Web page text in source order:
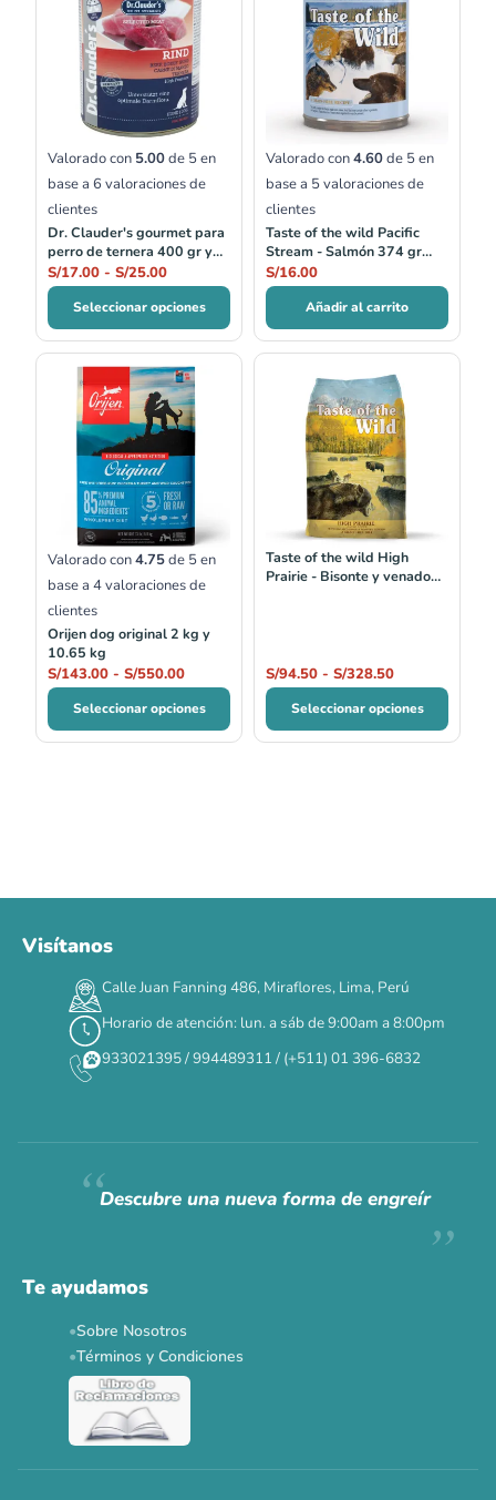
Valorado con 5.00de 5 en
base a 6 valoraciones de
clientes
Dr. Clauder's gourmet para
perro de ternera 400 gr y
800 gr
S/17.00 - S/25.00
precios:
desde
S/17.00
hasta
S/25.00
Seleccionar opciones
Valorado con4.60de 5 en
base a 5valoraciones de
clientes
Taste of the wild Pacific
Stream - Salmón 374 gr
Lata
S/16.00
Añadir al carrito
Valorado con4.75de 5 en
base a 4valoraciones de
clientes
Orijen dog original 2 kg y
10.65 kg
S/143.00 - S/550.00
Rango
de
precios:
S/550.00
Seleccionar opciones
Taste of the wild High
Prairie - Bisonte y venado
S/94.50 - S/328.50
de
precios:
desde
S/94.50
hasta
S/328.50
Seleccionar opciones
DÍAS HORAS MIN SEG
✕
Siempre fuimosraros.
Ver todas las promos 🐾
Visítanos
Calle Juan Fanning 486, Miraflores, Lima, Perú
Horario de atención: lun. a sáb de 9:00am a 8:00pm
933021395 / 994489311 / (+511) 01 396-6832
Descubre una nueva forma de engreír
Te ayudamos
Sobre Nosotros
Términos y Condiciones